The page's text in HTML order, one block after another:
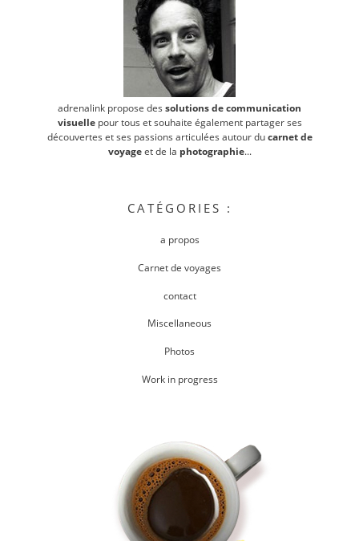
adrenalink propose des solutions de communication
visuellepour tous et souhaite également partager ses
découvertes et ses passions articulées autour ducarnet de
voyageet de la photographie...
CATÉGORIES :
a propos
Carnet de voyages
contact
Miscellaneous
Photos
Work in progress